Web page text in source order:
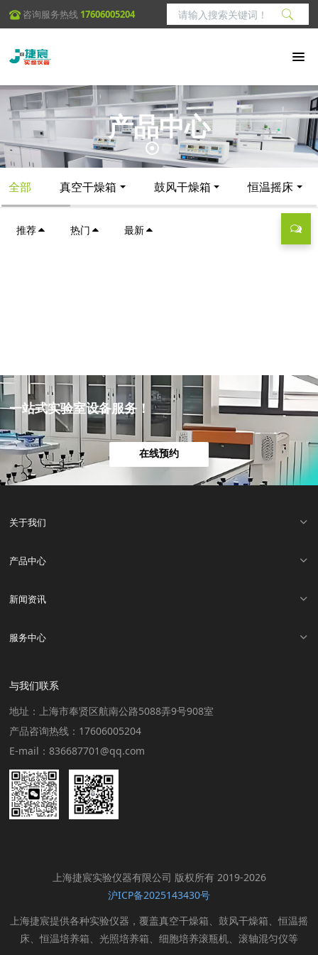
咨询服务热线 17606005204
产品中心
全部 真空干燥箱 鼓风干燥箱 恒温摇床
推荐 热门 最新
一站式实验室设备服务！
在线预约
关于我们
产品中心
新闻资讯
服务中心
与我们联系
地址：上海市奉贤区航南公路5088弄9号908室
产品咨询热线：17606005204
E-mail：836687701@qq.com
上海捷宸实验仪器有限公司 版权所有 2019-2026
沪ICP备2025143430号
上海捷宸提供各种实验仪器，覆盖真空干燥箱、鼓风干燥箱、恒温摇
床、恒温培养箱、光照培养箱、细胞培养滚瓶机、滚轴混匀仪等